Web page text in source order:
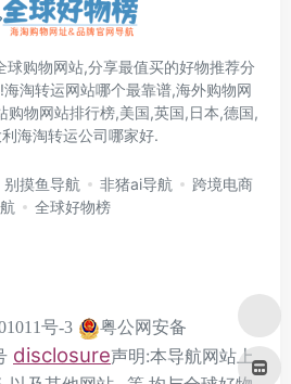
球购物网站,分享最值买的好物推荐分
淘转运网站哪个最靠谱,海外购物网
购物网站排行榜,美国,英国,日本,德国,
海淘转运公司哪家好.
别摸鱼导航 非猪ai导航
跨境电商
全球好物榜
号-3
粤公网安备
disclosure声明:本导航网站上